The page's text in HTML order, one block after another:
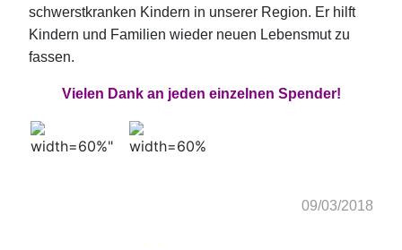
schwerstkranken Kindern in unserer Region. Er hilft
Kindern und Familien wieder neuen Lebensmut zu
fassen.
Vielen Dank an jeden einzelnen Spender!
09/03/2018